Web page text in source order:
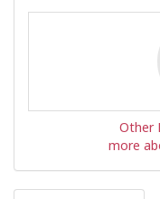
Other
more